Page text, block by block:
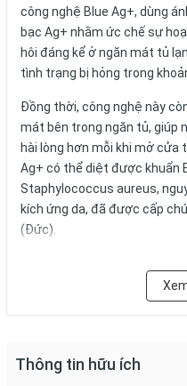
công nghệ Blue Ag+, dùng
bạc Ag+ nhằm ức chế sự
hôi đáng kể ở ngăn mát tủ
tình trạng bị hỏng trong
Đồng thời, công nghệ này
mát bên trong ngăn tủ, giúp
hài lòng hơn mỗi khi mở cửa
Ag+ có thể diệt được khuẩn
Staphylococcus aureus,
kích ứng da, đã được cấp
(Đức).
Thông tin hữu ích